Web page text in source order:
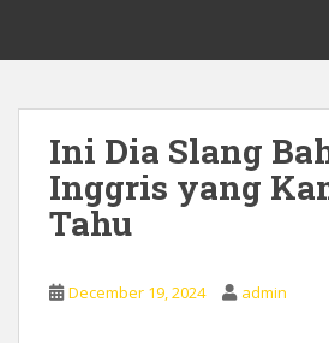
i
0878 8705 9305
dari Dasar Untuk
Ini Dia Slang
Inggris yang
Tahu
December 19, 2024 admin